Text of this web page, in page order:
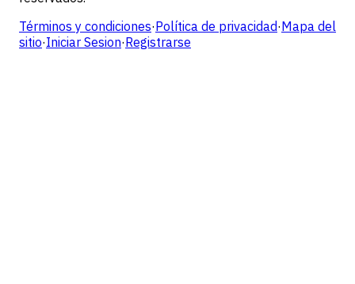
Términos y condiciones·Política de privacidad·Mapa del
sitio·Iniciar Sesion·Registrarse